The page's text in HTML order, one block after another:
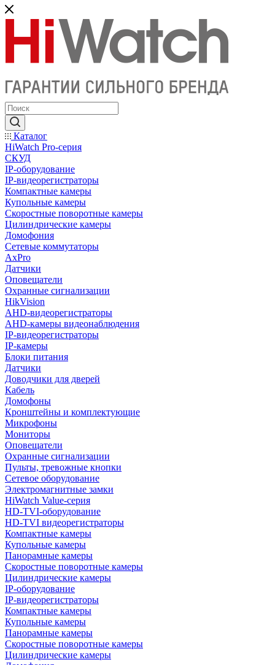
Каталог
HiWatch Pro-серия
CКУД
IP-оборудование
IP-видеорегистраторы
Компактные камеры
Купольные камеры
Скоростные поворотные камеры
Цилиндрические камеры
Домофония
Сетевые коммутаторы
AxPro
Датчики
Оповещатели
Охранные сигнализации
HikVision
AHD-видеорегистраторы
AHD-камеры видеонаблюдения
IP-видеорегистраторы
IP-камеры
Блоки питания
Датчики
Доводчики для дверей
Кабель
Домофоны
Кронштейны и комплектующие
Микрофоны
Мониторы
Оповещатели
Охранные сигнализации
Пульты, тревожные кнопки
Сетевое оборудование
Электромагнитные замки
HiWatch Value-серия
HD-TVI-оборудование
HD-TVI видеорегистраторы
Компактные камеры
Купольные камеры
Панорамные камеры
Скоростные поворотные камеры
Цилиндрические камеры
IP-оборудование
IP-видеорегистраторы
Компактные камеры
Купольные камеры
Панорамные камеры
Скоростные поворотные камеры
Цилиндрические камеры